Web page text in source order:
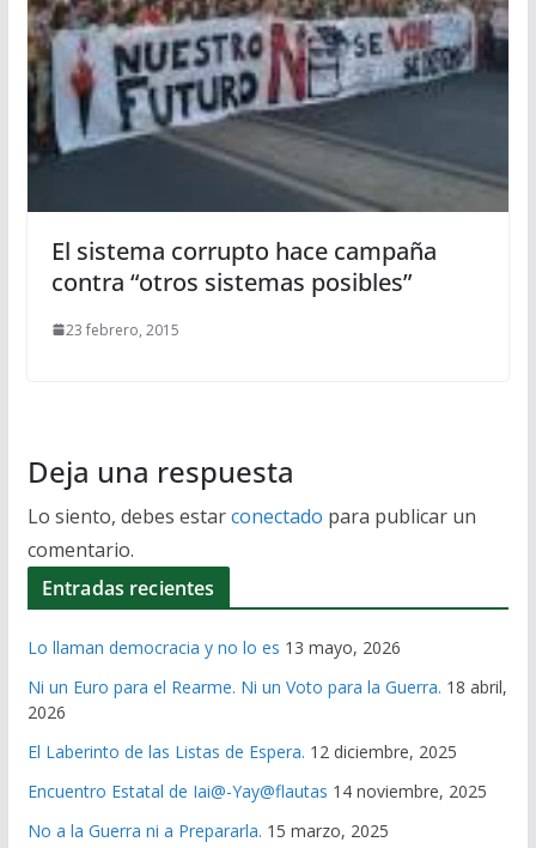
El sistema corrupto hace campaña
contra “otros sistemas posibles”
23 febrero, 2015
Deja una respuesta
Lo siento, debes estarconectado para publicar un
comentario.
Entradas recientes
Lo llaman democracia y no lo es 13 mayo, 2026
Ni un Euro para el Rearme. Ni un Voto para la Guerra. 18 abril,
2026
El Laberinto de las Listas de Espera. 12 diciembre, 2025
Encuentro Estatal de Iai@-Yay@flautas 14 noviembre, 2025
No a la Guerra ni a Prepararla. 15 marzo, 2025